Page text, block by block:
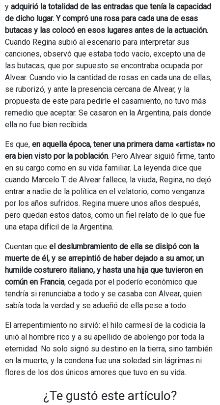
y adquirió la totalidad de las entradas que tenía la capacidad
de dicho lugar. Y compró una rosa para cada una de esas
butacas y las colocó en esos lugares antes de la actuación.
Cuando Regina subió al escenario para interpretar sus
canciones, observó que estaba todo vacío, excepto una de
las butacas, que por supuesto se encontraba ocupada por
Alvear. Cuando vio la cantidad de rosas en cada una de ellas,
se ruborizó, y ante la presencia cercana de Alvear, y la
propuesta de este para pedirle el casamiento, no tuvo más
remedio que aceptar. Se casaron en la Argentina, país donde
ella no fue bien recibida.
Es que, en aquella época, tener una primera dama «artista» no
era bien visto por la población. Pero Alvear siguió firme, tanto
en su cargo como en su vida familiar. La leyenda dice que
cuando Marcelo T. de Alvear fallece, la viuda, Regina, no dejó
entrar a nadie de la política en el velatorio, como venganza
por los años sufridos. Regina muere unos años después,
pero quedan estos datos, como un fiel relato de lo que fue
una etapa difícil de la Argentina.
Cuentan que el deslumbramiento de ella se disipó con la
muerte de él, y se arrepintió de haber dejado a su amor, un
humilde costurero italiano, y hasta una hija que tuvieron en
común en Francia, cegada por el poderío económico que
tendría si renunciaba a todo y se casaba con Alvear, quien
sabía toda la verdad y se adueñó de ella pese a todo.
El arrepentimiento no sirvió: el hilo carmesí de la codicia la
unió al hombre rico y a su apellido de abolengo por toda la
eternidad. No solo signó su destino en la tierra, sino también
en la muerte, y la condena fue una soledad sin lágrimas ni
flores de los dos únicos amores que tuvo en su vida.
¿Te gustó este artículo?